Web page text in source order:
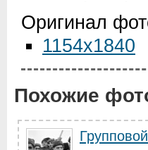
Оригинал
1154x1840
Похожие